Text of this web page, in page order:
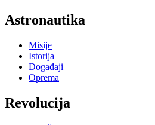
Astronautika
Misije
Istorija
Događaji
Oprema
Revolucija